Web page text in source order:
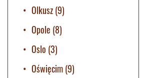
Olkusz(9)
Opole (8)
Oslo (3)
Oświęcim(9)